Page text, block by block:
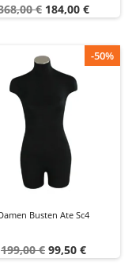
€ Preis
184,00 €
-50%
Busten Ate Sc4
Verkaufspreis
199,00 € Preis
99,50 €